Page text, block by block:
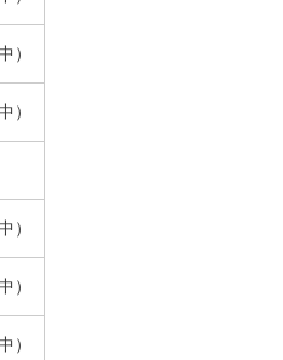
）
）
）
）
）